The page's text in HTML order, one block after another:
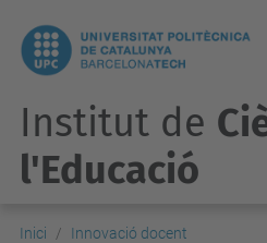
Institut de
l'Educació
Inici
Innovació docent